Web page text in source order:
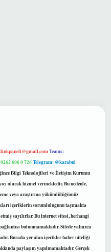
Teams:
606 0 726Telegram: @karabul
Bilgi Teknolojileri ve İletişim Kurumu
olarak hizmet vermektedir. Bu nedenle,
veya araştırma yükümlülüğümüz
içeriklerin sorumluluğunu taşımakta
sayılırlar. Bu internet sitesi, herhangi
bulunmamaktadır. Sitede yalnızca
Burada yer alan içerikler haber niteliği
paylaşım yapılmamaktadır. Gerçek